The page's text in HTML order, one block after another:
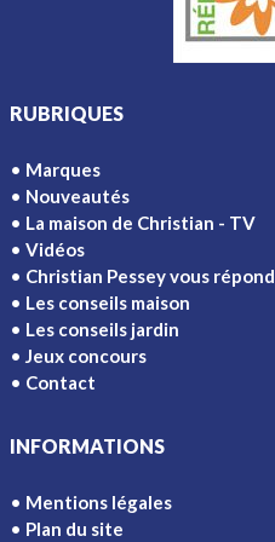
RUBRIQUES
Marques
Nouveautés
La maison de Christian - TV
Vidéos
Christian Pessey vous répond
Les conseils maison
Les conseils jardin
Jeux concours
Contact
INFORMATIONS
Mentions légales
Plan du site